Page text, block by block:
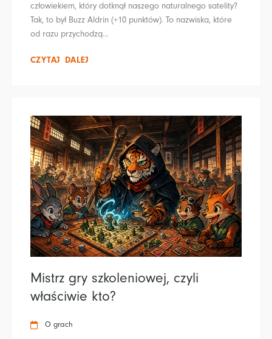
człowiekiem, który dotknął naszego naturalnego satelity?
Tak, to był Buzz Aldrin (+10 punktów). To nazwiska, które
od razu przychodzą...
CZYTAJ DALEJ
Mistrz gry szkoleniowej, czyli
właściwie kto?
O grach